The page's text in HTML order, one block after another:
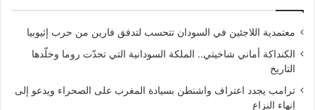
معتمدية اللاجئين في السودان تتحسب لتدفق فارين من حرب إثيوبيا
الكنداكة أماني شاخيتي.. الملكة السودانية التي تحدّت روما وخلّدها
التاريخ
ترامب يجدد اعتراف واشنطن بسيادة المغرب على الصحراء ويدعو إلى
إنهاء النزاع